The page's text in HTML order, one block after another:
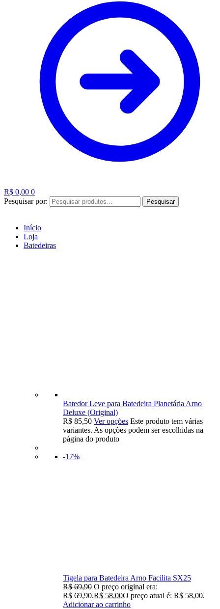
R$ 0,00 0
Pesquisar por:
Pesquisar
Início
Loja
Batedeiras
Batedor Leve para Batedeira Planetária Arno
Deluxe (Original)
R$ 85,50 Ver opções Este produto tem várias
variantes. As opções podem ser escolhidas na
página do produto
-17%
Tigela para Batedeira Arno Facilita SX25
R$69,90 O preço original era:
R$ 69,90.R$ 58,00O preço atual é: R$ 58,00.
Adicionar ao carrinho